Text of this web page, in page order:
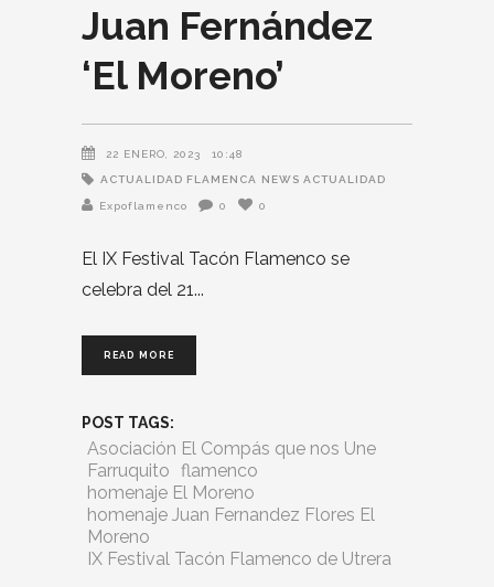
Juan Fernández
‘El Moreno’
22 ENERO, 2023 10:48
ACTUALIDAD FLAMENCA NEWS ACTUALIDAD
Expoflamenco 0 0
El IX Festival Tacón Flamenco se
celebra del 21
READ MORE
POST TAGS:
Asociación El Compás que nos Une
Farruquito flamenco
homenaje El Moreno
homenaje Juan Fernandez Flores El
Moreno
IX Festival Tacón Flamenco de Utrera